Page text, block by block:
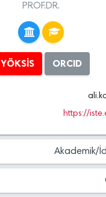
PROF.DR.
YÖKSİS ORCID
https://
Akademik/